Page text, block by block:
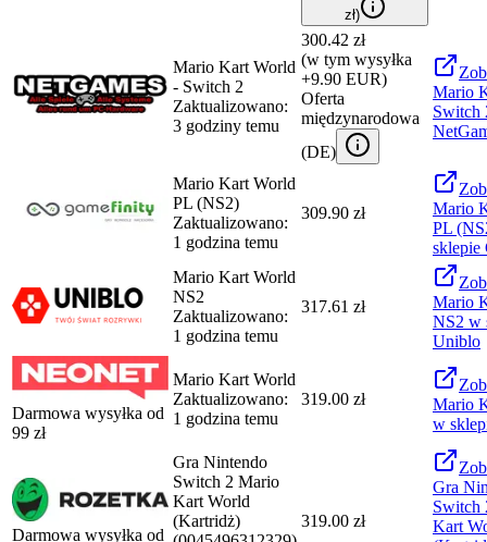
zł)
Mario Kart World
- Switch 2
Zaktualizowano:
3 godziny temu
300.42 zł
(w tym wysyłka
+9.90 EUR)
Oferta
międzynarodowa
(DE)
Mario
Switch
Mario Kart World
PL (NS2)
Zaktualizowano:
1 godzina temu
309.90 zł
Mario
PL
sklepie
Mario Kart World
NS2
Zaktualizowano:
1 godzina temu
317.61 zł
Mario
NS2 w
Uniblo
Darmowa wysyłka od
99 zł
Mario Kart World
Zaktualizowano:
1 godzina temu
319.00 zł
Mario
w
Darmowa wysyłka od
Gra Nintendo
Switch 2 Mario
Kart World
(Kartridż)
319.00 zł
Gra
Switch
Kart